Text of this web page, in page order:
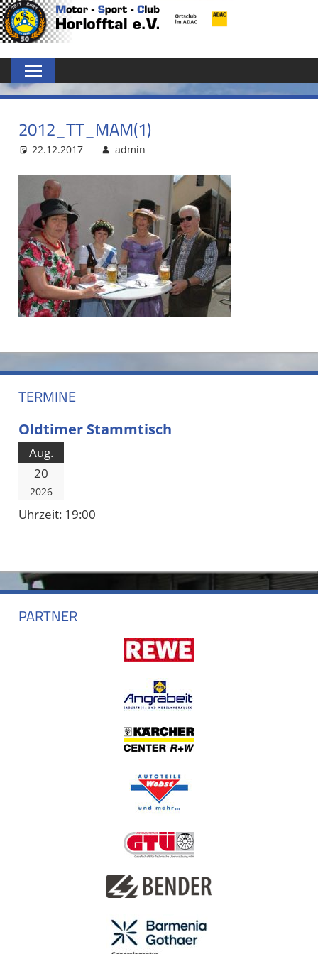
Zum
Inhalt
MSC
HORLOFFTAL
E.V.
2012_TT_MAM(1)
22.12.2017 admin
TERMINE
Oldtimer Stammtisch
Aug.
20
2026
Uhrzeit: 19:00
PARTNER